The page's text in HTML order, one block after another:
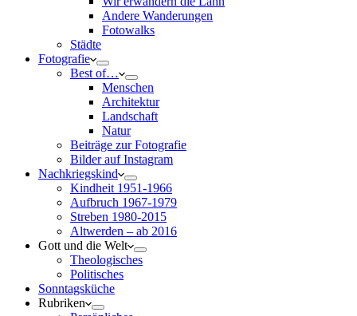
Andere Wanderungen
Fotowalks
Städte
Fotografie
Best of…
Menschen
Architektur
Landschaft
Natur
Beiträge zur Fotografie
Bilder auf Instagram
Nachkriegskind
Kindheit 1951-1966
Aufbruch 1967-1979
Streben 1980-2015
Altwerden – ab 2016
Gott und die Welt
Theologisches
Politisches
Sonntagsküche
Rubriken